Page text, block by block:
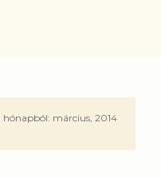
hónapból: március, 2014